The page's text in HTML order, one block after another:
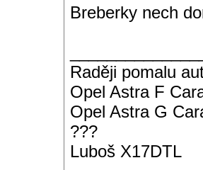
Breberky nech
Raději pomalu
Opel Astra F
Opel Astra G
???
Luboš X17DTL